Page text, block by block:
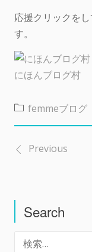
応援クリックを
す。
にほんブログ村
femmeブログ
投
ナ
Previous
Search